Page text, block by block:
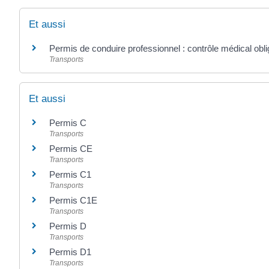
Et aussi
Permis de conduire professionnel : contrôle médical
Transports
Et aussi
Permis C
Transports
Permis CE
Transports
Permis C1
Transports
Permis C1E
Transports
Permis D
Transports
Permis D1
Transports